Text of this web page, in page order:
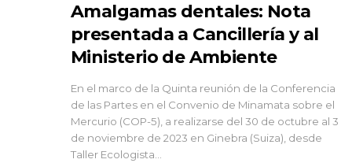
Amalgamas dentales: Nota
presentada a Cancillería y al
Ministerio de Ambiente
En el marco de la Quinta reunión de la Conferencia
de las Partes en el Convenio de Minamata sobre el
Mercurio (COP-5), a realizarse del 30 de octubre al 3
de noviembre de 2023 en Ginebra (Suiza), desde
Taller Ecologista...